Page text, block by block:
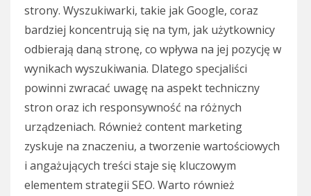
strony. Wyszukiwarki, takie jak Google, coraz
bardziej koncentrują się na tym, jak użytkownicy
odbierają daną stronę, co wpływa na jej pozycję w
wynikach wyszukiwania. Dlatego specjaliści
powinni zwracać uwagę na aspekt techniczny
stron oraz ich responsywność na różnych
urządzeniach. Również content marketing
zyskuje na znaczeniu, a tworzenie wartościowych
i angażujących treści staje się kluczowym
elementem strategii SEO. Warto również